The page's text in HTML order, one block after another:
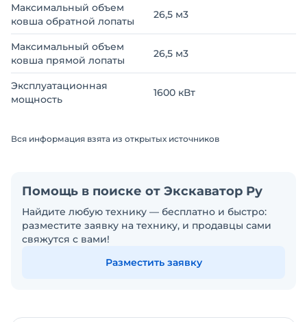
Максимальный объем
ковша обратной лопаты
26,5 м3
Максимальный объем
ковша прямой лопаты
26,5 м3
Эксплуатационная
мощность
1600 кВт
Вся информация взята из открытых источников
Помощь в поиске от Экскаватор Ру
Найдите любую технику — бесплатно и быстро:
разместите заявку на технику, и продавцы сами
свяжутся с вами!
Разместить заявку